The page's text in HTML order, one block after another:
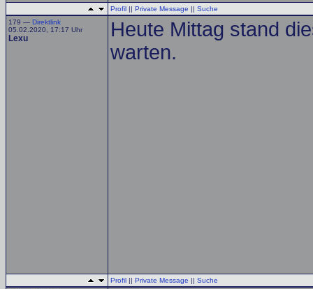
Profil || Private Message || Suche
179 — Direktlink
05.02.2020, 17:17 Uhr
Lexu
Heute Mittag stand
warten.
Profil || Private Message || Suche